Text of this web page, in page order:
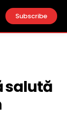
Subscribe
salută